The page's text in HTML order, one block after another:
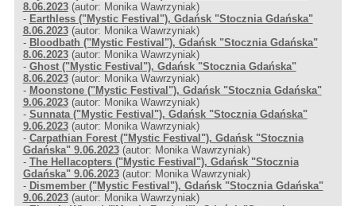
8.06.2023(autor: Monika Wawrzyniak)
- Earthless ("Mystic Festival"), Gdańsk "Stocznia Gdańska"
8.06.2023(autor: Monika Wawrzyniak)
- Bloodbath ("Mystic Festival"), Gdańsk "Stocznia Gdańska"
8.06.2023(autor: Monika Wawrzyniak)
- Ghost ("Mystic Festival"), Gdańsk "Stocznia Gdańska"
8.06.2023(autor: Monika Wawrzyniak)
- Moonstone ("Mystic Festival"), Gdańsk "Stocznia Gdańska"
9.06.2023(autor: Monika Wawrzyniak)
- Sunnata ("Mystic Festival"), Gdańsk "Stocznia Gdańska"
9.06.2023(autor: Monika Wawrzyniak)
- Carpathian Forest ("Mystic Festival"), Gdańsk "Stocznia
Gdańska" 9.06.2023(autor: Monika Wawrzyniak)
- The Hellacopters ("Mystic Festival"), Gdańsk "Stocznia
Gdańska" 9.06.2023(autor: Monika Wawrzyniak)
- Dismember ("Mystic Festival"), Gdańsk "Stocznia Gdańska"
9.06.2023(autor: Monika Wawrzyniak)